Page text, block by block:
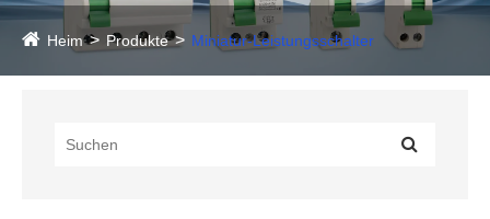
Heim Produkte Miniatur-Leistungsschalter